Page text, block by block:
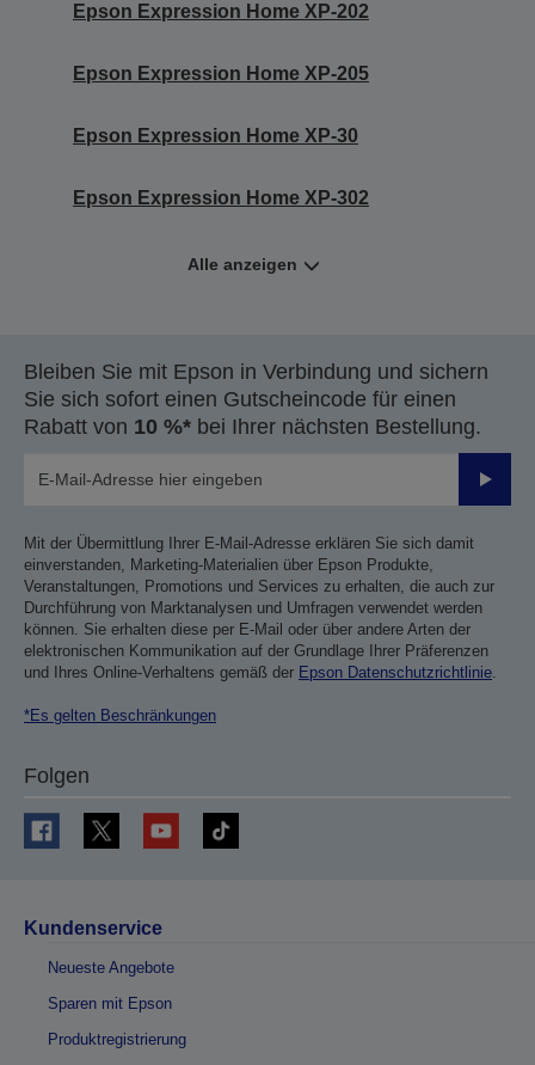
Epson Expression Home XP-202
Epson Expression Home XP-205
Epson Expression Home XP-30
Epson Expression Home XP-302
Alle anzeigen
Bleiben Sie mit Epson in Verbindung und sichern
Sie sich sofort einen Gutscheincode für einen
Rabatt von 10 %* bei Ihrer nächsten Bestellung.
Mit der Übermittlung Ihrer E-Mail-Adresse erklären Sie sich damit
einverstanden, Marketing-Materialien über Epson Produkte,
Veranstaltungen, Promotions und Services zu erhalten, die auch zur
Durchführung von Marktanalysen und Umfragen verwendet werden
können. Sie erhalten diese per E-Mail oder über andere Arten der
elektronischen Kommunikation auf der Grundlage Ihrer Präferenzen
und Ihres Online-Verhaltens gemäß der Epson Datenschutzrichtlinie.
*Es gelten Beschränkungen
Folgen
Kundenservice
Neueste Angebote
Sparen mit Epson
Produktregistrierung